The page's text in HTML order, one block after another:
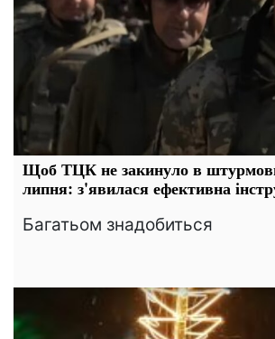
Щоб ТЦК не закинуло в
липня: з'явилася ефективна
Багатьом знадобиться